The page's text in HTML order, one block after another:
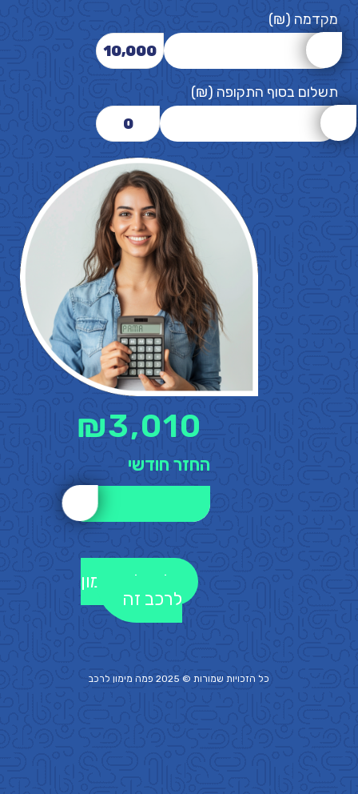
מקדמה (₪)
10,000
תשלום בסוף התקופה (₪)
0
3,010
₪
החזר חודשי
לקבלת מימון
לרכב זה
כל הזכויות שמורות © 2025 פמה מימון לרכב